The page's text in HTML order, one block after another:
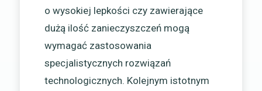
o wysokiej lepkości czy zawierające
dużą ilość zanieczyszczeń mogą
wymagać zastosowania
specjalistycznych rozwiązań
technologicznych. Kolejnym istotnym